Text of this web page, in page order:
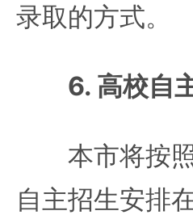
录取的方式。
6. 高校自
本市将按照
自主招生安排